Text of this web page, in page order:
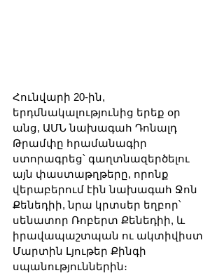
Հունվարի 20-ին,
երդմնակալությունից երեք օր
անց, ԱՄՆ նախագահ Դոնալդ
Թրամփը հրամանագիր
ստորագրեց՝ գաղտնազերծելու
այն փաստաթղթերը, որոնք
վերաբերում էին նախագահ Ջոն
Քենեդիի, նրա կրտսեր եղբոր՝
սենատոր Ռոբերտ Քենեդիի, և
իրավապաշտպան ու ակտիվիստ
Մարտին Լյութեր Քինգի
սպանություններին։